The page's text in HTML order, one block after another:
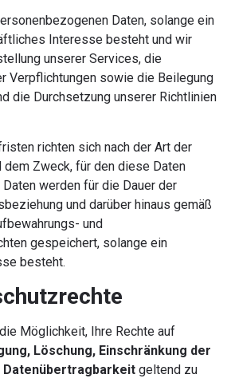
Daten, solange ein
Interesse besteht und wir
unserer Services, die
Verpflichtungen sowie die Beilegung
die Durchsetzung unserer Richtlinien
richten sich nach der Art der
Zweck, für den diese Daten
werden für die Dauer der
und darüber hinaus gemäß
und
gespeichert, solange ein
besteht.
Möglichkeit, Ihre Rechte auf
Löschung, Einschränkung der
geltend zu